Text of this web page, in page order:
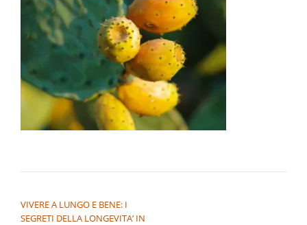
VIVERE A LUNGO E BENE: I
SEGRETI DELLA LONGEVITA’ IN